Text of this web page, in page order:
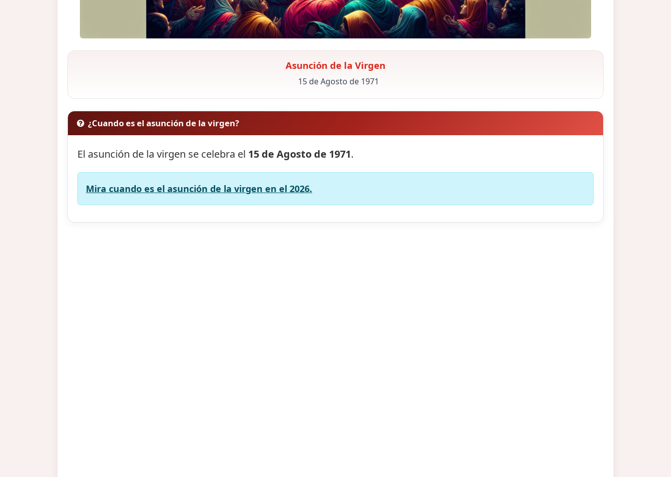
Asunción de la Virgen
15 de Agosto de 1971
¿Cuando es el asunción de la virgen?
El asunción de la virgen se celebra el 15 de Agosto de 1971.
Mira cuando es el asunción de la virgen en el 2026.